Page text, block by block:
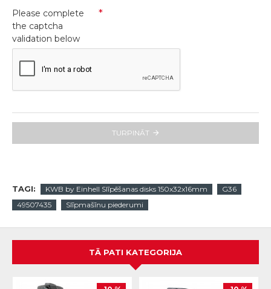
Please complete
the captcha
validation below
TURPINĀT
TAGI: KWB by Einhell Slīpēšanas disks 150x32x16mm
G36
49507435
Slīpmašīnu piederumi
TĀ PATI KATEGORIJA